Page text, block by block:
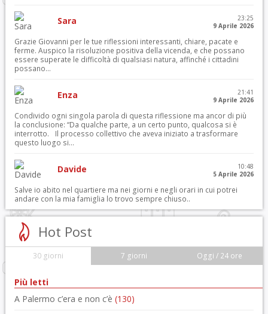
Sara
23:25
9 Aprile 2026
Grazie Giovanni per le tue riflessioni interessanti, chiare, pacate e
ferme. Auspico la risoluzione positiva della vicenda, e che possano
essere superate le difficoltà di qualsiasi natura, affinché i cittadini
possano...
Enza
21:41
9 Aprile 2026
Condivido ogni singola parola di questa riflessione ma ancor di più
la conclusione: “Da qualche parte, a un certo punto, qualcosa si è
interrotto. Il processo collettivo che aveva iniziato a trasformare
questo luogo si...
Davide
10:48
5 Aprile 2026
Salve io abito nel quartiere ma nei giorni e negli orari in cui potrei
andare con la mia famiglia lo trovo sempre chiuso..
Hot Post
30 giorni 7 giorni Oggi / 24 ore
Più letti
A Palermo c’era e non c’è (130)